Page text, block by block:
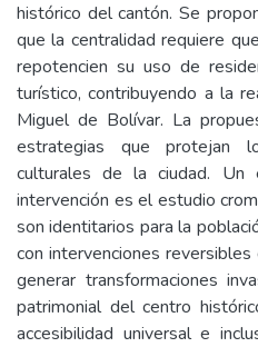
histórico del cantón. Se
que la centralidad requiere
repotencien su uso de
turístico, contribuyendo a la
Miguel de Bolívar. La
estrategias que protejan
culturales de la ciudad. Un
intervención es el estudio
son identitarios para la
con intervenciones
generar transformaciones
patrimonial del centro
accesibilidad universal e